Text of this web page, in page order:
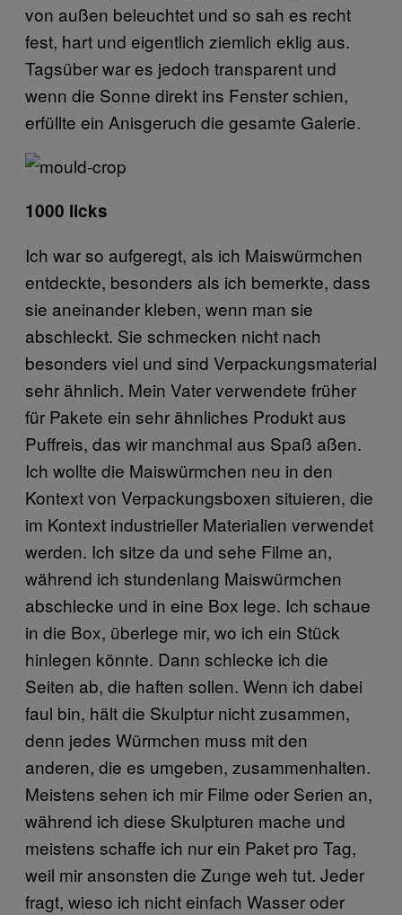
von außen beleuchtet und so sah es recht
fest, hart und eigentlich ziemlich eklig aus.
Tagsüber war es jedoch transparent und
wenn die Sonne direkt ins Fenster schien,
erfüllte ein Anisgeruch die gesamte Galerie.
1000 licks
Ich war so aufgeregt, als ich Maiswürmchen
entdeckte, besonders als ich bemerkte, dass
sie aneinander kleben, wenn man sie
abschleckt. Sie schmecken nicht nach
besonders viel und sind Verpackungsmaterial
sehr ähnlich. Mein Vater verwendete früher
für Pakete ein sehr ähnliches Produkt aus
Puffreis, das wir manchmal aus Spaß aßen.
Ich wollte die Maiswürmchen neu in den
Kontext von Verpackungsboxen situieren, die
im Kontext industrieller Materialien verwendet
werden. Ich sitze da und sehe Filme an,
während ich stundenlang Maiswürmchen
abschlecke und in eine Box lege. Ich schaue
in die Box, überlege mir, wo ich ein Stück
hinlegen könnte. Dann schlecke ich die
Seiten ab, die haften sollen. Wenn ich dabei
faul bin, hält die Skulptur nicht zusammen,
denn jedes Würmchen muss mit den
anderen, die es umgeben, zusammenhalten.
Meistens sehen ich mir Filme oder Serien an,
während ich diese Skulpturen mache und
meistens schaffe ich nur ein Paket pro Tag,
weil mir ansonsten die Zunge weh tut. Jeder
fragt, wieso ich nicht einfach Wasser oder